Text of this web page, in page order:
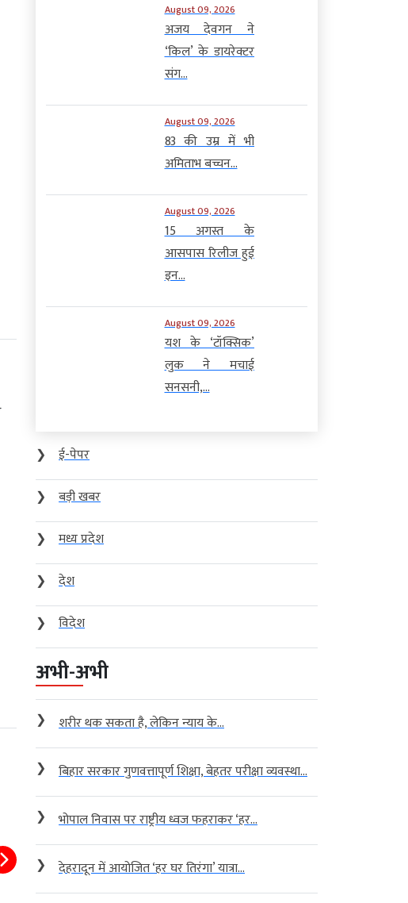
August 09, 2026
अजय देवगन ने
‘किल’ के डायरेक्टर
संग...
August 09, 2026
83 की उम्र में भी
अमिताभ बच्चन...
August 09, 2026
15 अगस्त के
आसपास रिलीज हुई
इन...
August 09, 2026
यश के ‘टॉक्सिक’
लुक ने मचाई
सनसनी,...
❯
ई-पेपर
❯
बड़ी खबर
❯
मध्य प्रदेश
❯
देश
❯
विदेश
अभी-अभी
❯ शरीर थक सकता है, लेकिन न्याय के...
❯ बिहार सरकार गुणवत्तापूर्ण शिक्षा, बेहतर परीक्षा व्यवस्था...
❯ भोपाल निवास पर राष्ट्रीय ध्वज फहराकर ‘हर...
❯ देहरादून में आयोजित ‘हर घर तिरंगा’ यात्रा...